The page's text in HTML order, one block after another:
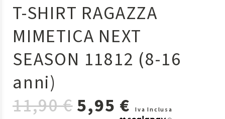
T-SHIRT RAGAZZA
MIMETICA NEXT
SEASON 11812 (8-16
anni)
11,90 €5,95 € Iva Inclusa